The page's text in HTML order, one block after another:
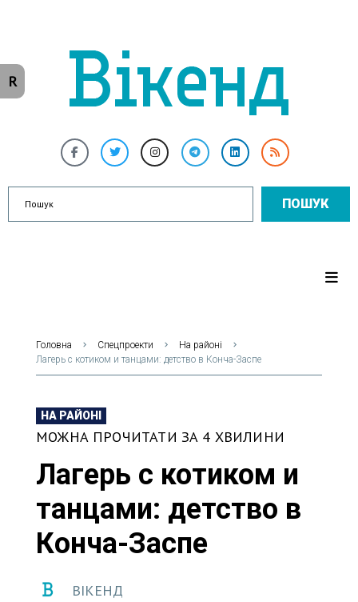
ПОШУК
Головна Спецпроекти
На районі
Лагерь с котиком и танцами: детство в Конча-Заспе
НА РАЙОНІ
МОЖНА ПРОЧИТАТИ ЗА 4 ХВИЛИНИ
Лагерь с котиком и
танцами: детство в
Конча-Заспе
ВІКЕНД
R